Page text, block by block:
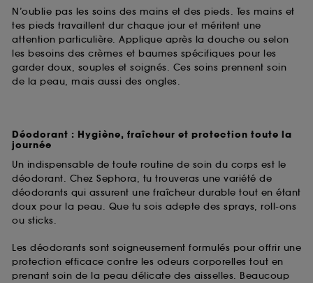
N’oublie pas les soins des mains et des pieds. Tes mains et
tes pieds travaillent dur chaque jour et méritent une
attention particulière. Applique après la douche ou selon
les besoins des crèmes et baumes spécifiques pour les
garder doux, souples et soignés. Ces soins prennent soin
de la peau, mais aussi des ongles.
Déodorant : Hygiène, fraîcheur et protection toute la
journée
Un indispensable de toute routine de soin du corps est le
déodorant. Chez Sephora, tu trouveras une variété de
déodorants qui assurent une fraîcheur durable tout en étant
doux pour la peau. Que tu sois adepte des sprays, roll-ons
ou sticks.
Les déodorants sont soigneusement formulés pour offrir une
protection efficace contre les odeurs corporelles tout en
prenant soin de la peau délicate des aisselles. Beaucoup